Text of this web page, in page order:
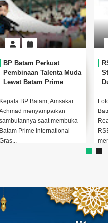
RSBP Batam Torehkan
Standar Pelayanan Kelas
Dunia, Raih Diamond
Status dari WSO
Foto : dok Biro Umum BP
BatamBy ParulianBATAM,
Realitamedia.com - Komitmen
RSBP Batam dalam
menghadi...